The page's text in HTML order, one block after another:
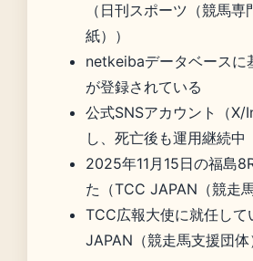
（日刊スポーツ（競馬
紙））
netkeibaデータベースに
が登録されている
公式SNSアカウント（
し、死亡後も運用継続中
2025年11月15日の福島
た（TCC JAPAN（競走
TCC広報大使に就任して
JAPAN（競走馬支援団体